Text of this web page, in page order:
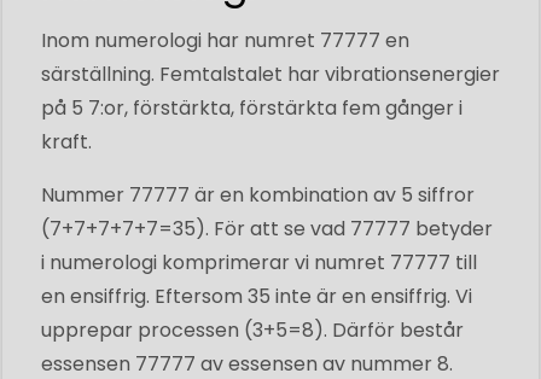
Inom numerologi har numret 77777 en
särställning. Femtalstalet har vibrationsenergier
på 5 7:or, förstärkta, förstärkta fem gånger i
kraft.
Nummer 77777 är en kombination av 5 siffror
(7+7+7+7+7=35). För att se vad 77777 betyder
i numerologi komprimerar vi numret 77777 till
en ensiffrig. Eftersom 35 inte är en ensiffrig. Vi
upprepar processen (3+5=8). Därför består
essensen 77777 av essensen av nummer 8.